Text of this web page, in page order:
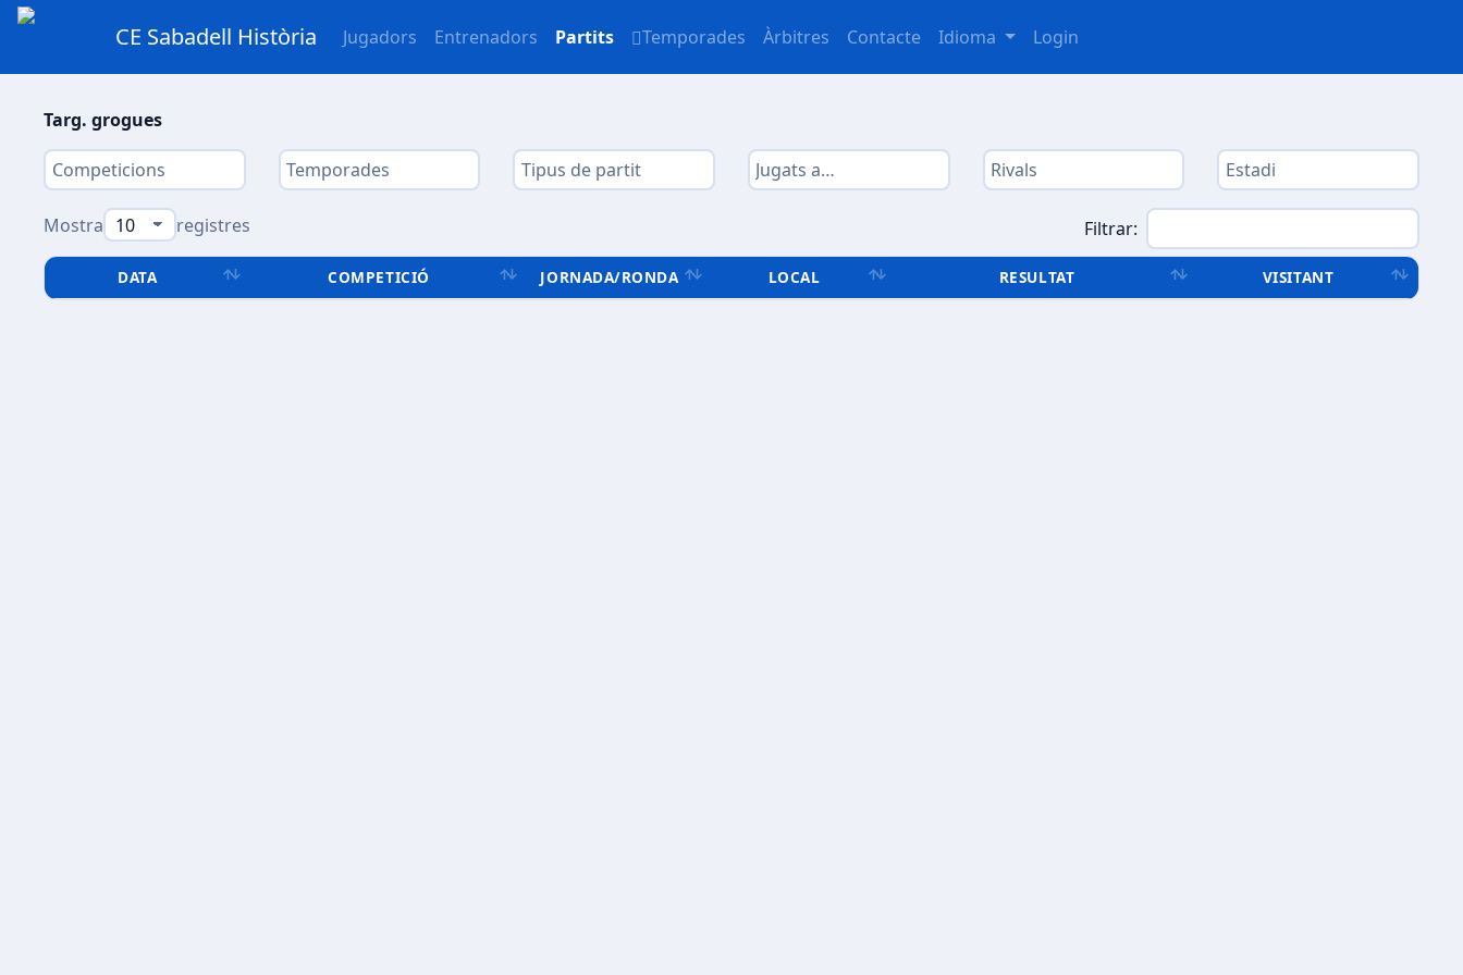
CE Sabadell Història Jugadors Entrenadors Partits Temporades Àrbitres Contacte Idioma Login
Targ. grogues
Mostra registres Filtrar:
DATA COMPETICIÓ JORNADA/RONDA LOCAL RESULTAT VISITANT